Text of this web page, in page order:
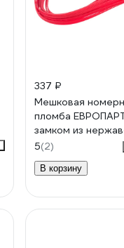
337 ₽
Мешковая
пломба
замком из
стали, 340 мм, 10
0010 8
5(2)
В корзину